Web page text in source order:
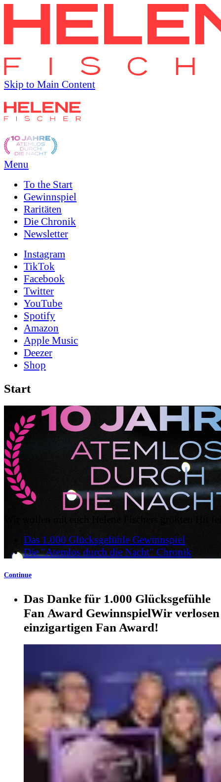
Skip to Main Content
Menu
To the Start
Gewinnspiel
Raritäten
Die Chronik
News­letter
Instagram
TikTok
Facebook
Twitter
YouTube
Spotify
Amazon
Apple Music
Deezer
Shop
Start
Wir wollen mit euch Helene Fischers größten Hit
Das 1.000 Glücksgefühle Gewinnspiel
Die "Atemlos durch die Nacht" Chronik
Continue
Das Danke für 1.000 Glücksgefühle
Fan Award GewinnspielWir verlosen
einzigartigen Fan Award!